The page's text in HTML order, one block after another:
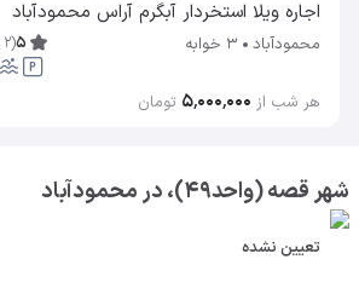
اجاره ویلا استخردار آبگرم آراس محمودآباد
محمودآباد 3 خوابه 5
(
2
هر شب از ۵٬۰۰۰٬۰۰۰ تومان
شهر قصه (واحد۴۹)، در محمودآباد
تعیین نشده